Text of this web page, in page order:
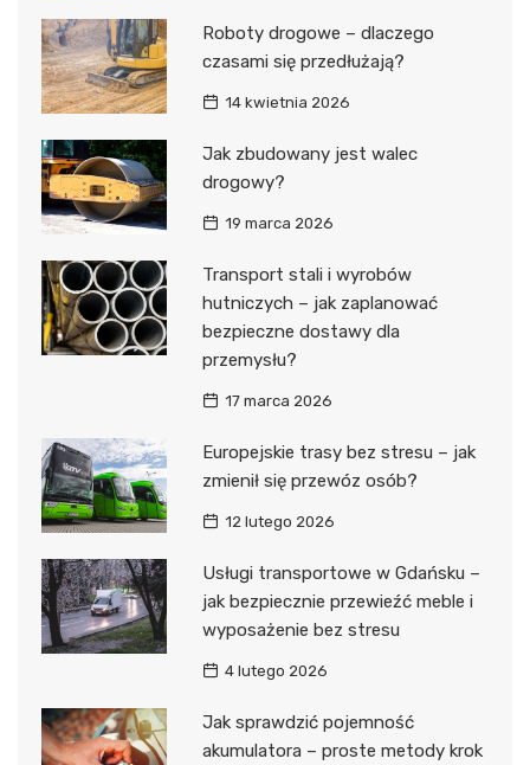
Roboty drogowe – dlaczego
czasami się przedłużają?
14 kwietnia 2026
Jak zbudowany jest walec
drogowy?
19 marca 2026
Transport stali i wyrobów
hutniczych – jak zaplanować
bezpieczne dostawy dla
przemysłu?
17 marca 2026
Europejskie trasy bez stresu – jak
zmienił się przewóz osób?
12 lutego 2026
Usługi transportowe w Gdańsku –
jak bezpiecznie przewieźć meble i
wyposażenie bez stresu
4 lutego 2026
Jak sprawdzić pojemność
akumulatora – proste metody krok